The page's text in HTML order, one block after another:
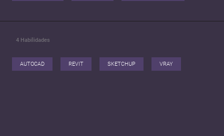
4 Habilidades
AUTOCAD REVIT SKETCHUP VRAY